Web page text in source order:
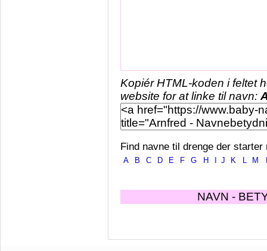
Kopiér HTML-koden i feltet
website for at linke til navn:
Find navne til drenge der starter
A B C D E F G H J K L M
NAVN -